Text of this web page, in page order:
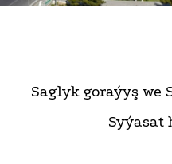
Saglyk goraýyş we
Syýasat